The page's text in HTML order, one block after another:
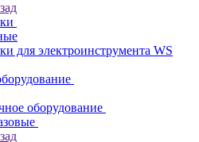
для электроинструмента WS
оборудование